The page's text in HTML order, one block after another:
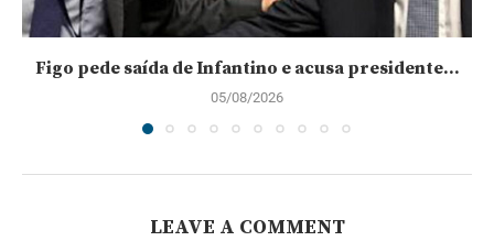
Figo pede saída de Infantino e acusa presidente...
05/08/2026
LEAVE A COMMENT